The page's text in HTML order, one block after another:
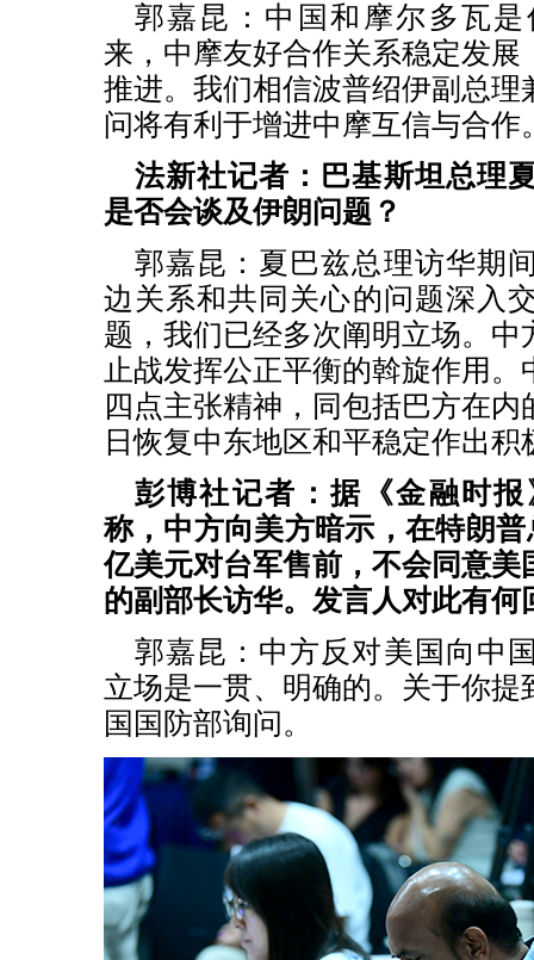
郭嘉昆：中国和摩尔多瓦
来，中摩友好合作关系稳定发展
推进。我们相信波普绍伊副总理
问将有利于增进中摩互信与合作
法新社记者：巴基斯坦总理
是否会谈及伊朗问题？
郭嘉昆：夏巴兹总理访华期
边关系和共同关心的问题深入
题，我们已经多次阐明立场。中
止战发挥公正平衡的斡旋作用
四点主张精神，同包括巴方在
日恢复中东地区和平稳定作出积
彭博社记者：据《金融时
称，中方向美方暗示，在特朗
亿美元对台军售前，不会同意美
的副部长访华。发言人对此有何
郭嘉昆：中方反对美国向中
立场是一贯、明确的。关于你提
国国防部询问。